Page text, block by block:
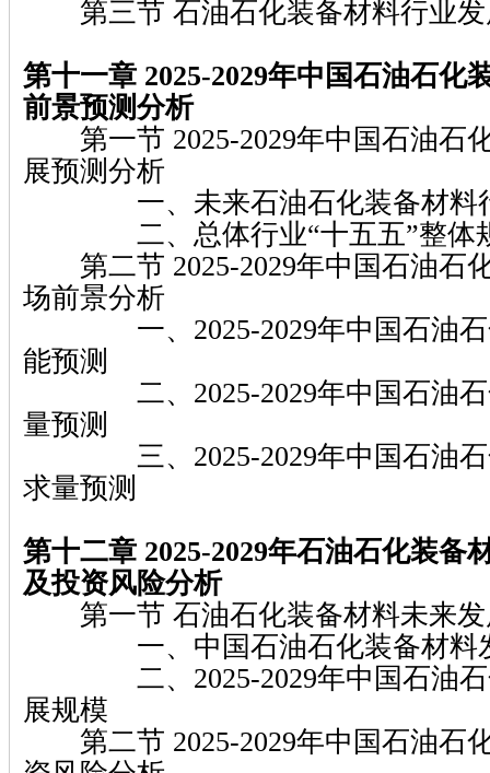
第三节 石油石化装备材料行业发
第十一章 2025-2029年中国石油石化
前景预测分析
第一节 2025-2029年中国石油石
展预测分析
一、未来石油石化装备材料行
二、总体行业“十五五”整体
第二节 2025-2029年中国石油石
场前景分析
一、2025-2029年中国石油石
能预测
二、2025-2029年中国石油石
量预测
三、2025-2029年中国石油石
求量预测
第十二章 2025-2029年石油石化装备
及投资风险分析
第一节 石油石化装备材料未来发
一、中国石油石化装备材料发
二、2025-2029年中国石油石
展规模
第二节 2025-2029年中国石油石